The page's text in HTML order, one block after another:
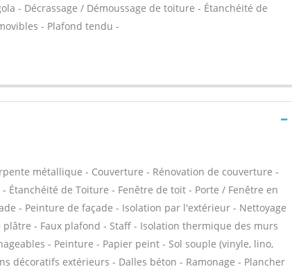
- Décrassage / Démoussage de toiture - Étanchéité de
- Plafond tendu -
métallique - Couverture - Rénovation de couverture -
Étanchéité de Toiture - Fenêtre de toit - Porte / Fenêtre en
- Peinture de façade - Isolation par l'extérieur - Nettoyage
- Faux plafond - Staff - Isolation thermique des murs
- Peinture - Papier peint - Sol souple (vinyle, lino,
décoratifs extérieurs - Dalles béton - Ramonage - Plancher